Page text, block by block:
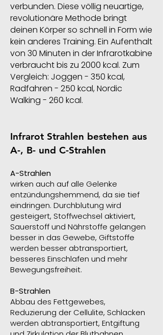
verbunden. Diese völlig neuartige,
revolutionäre Methode bringt
deinen Körper so schnell in Form wie
kein anderes Training. Ein Aufenthalt
von 30 Minuten in der Infrarotkabine
verbraucht bis zu 2000 kcal. Zum
Vergleich: Joggen - 350 kcal,
Radfahren - 250 kcal, Nordic
Walking - 260 kcal.
Infrarot Strahlen bestehen aus
A-, B- und C-Strahlen
A-Strahlen
wirken auch auf alle Gelenke
entzündungshemmend, da sie tief
eindringen. Durchblutung wird
gesteigert, Stoffwechsel aktiviert,
Sauerstoff und Nährstoffe gelangen
besser in das Gewebe, Giftstoffe
werden besser abtransportiert,
besseres Einschlafen und mehr
Bewegungsfreiheit.
B-Strahlen
Abbau des Fettgewebes,
Reduzierung der Cellulite, Schlacken
werden abtransportiert, Entgiftung